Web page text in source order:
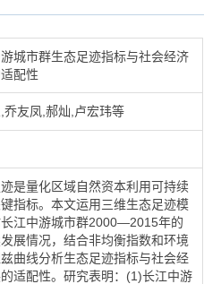
城市群生态足迹指标与社会经济
配性
乔友凤,郝灿,卢宏玮等
是量化区域自然资本利用可持续
指标。本文运用三维生态足迹模
江中游城市群2000—2015年的
展情况，结合非均衡指数和环境
曲线分析生态足迹指标与社会经
适配性。研究表明：(1)长江中游